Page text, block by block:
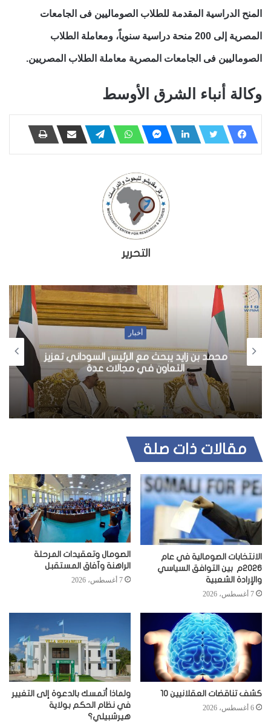
المنح الدراسية المقدمة للطلاب الصوماليين فى الجامعات
المصرية إلى 200 منحة دراسية سنوياً، ومعاملة الطلاب
الصوماليين فى الجامعات المصرية معاملة الطلاب المصريين.
وكالة أنباء الشرق الأوسط
التحرير
أخبار
محمد بن زايد يبحث مع الرئيس السوداني تعزيز
التعاون في مجالات عدة
مقالات ذات صلة
الانتخابات الصومالية في عام
2026م بين التوافق السياسي
والإرادة الشعبية
7 أغسطس، 2026
الصومال وتعقيدات المرحلة
الراهنة وآفاق المستقبل
7 أغسطس، 2026
كشف تناقضات العقلانيين 10
6 أغسطس، 2026
ولماذا أتمسك بالدعوة إلى التغيير
في نظام الحكم بولاية
هيرشبيلي؟